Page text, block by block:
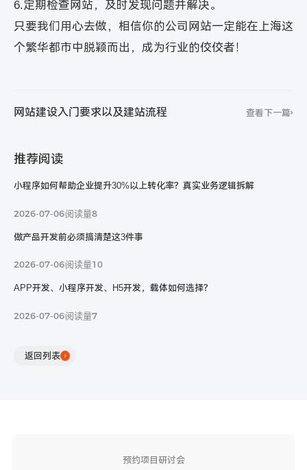
6.定期检查网站，及时发现问题并解决。
只要我们用心去做，相信你的公司网站一定能在上海这
个繁华都市中脱颖而出，成为行业的佼佼者！
网站建设入门要求以及建站流程 查看下一篇
推荐阅读
小程序如何帮助企业提升30%以上转化率？真实业务逻辑拆解
2026-07-06阅读量8
做产品开发前必须搞清楚这3件事
2026-07-06阅读量10
APP开发、小程序开发、H5开发，载体如何选择？
2026-07-06阅读量7
返回列表
预约项目研讨会
隐私条款信息保护中，请放心填写
400-9158-965
在线咨询